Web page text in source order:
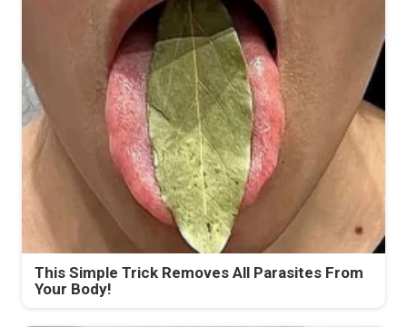
This Simple Trick Removes All Parasites From
Your Body!